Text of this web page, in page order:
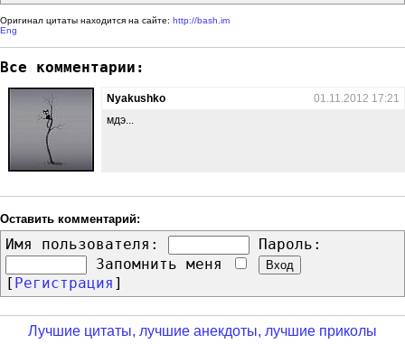
Оригинал цитаты находится на сайте: http://bash.im
Eng
Все комментарии:
Nyakushko
01.11.2012 17:21
мдэ...
Оставить комментарий:
Имя пользователя:
Пароль:
Запомнить меня
[ Регистрация ]
Лучшие цитаты, лучшие анекдоты, лучшие приколы